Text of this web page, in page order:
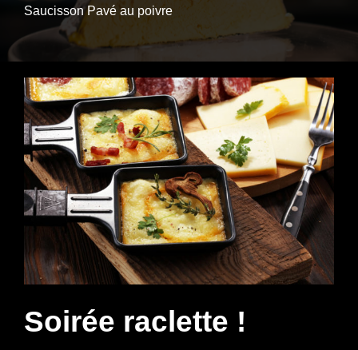
Saucisson Pavé au poivre
Soirée raclette !